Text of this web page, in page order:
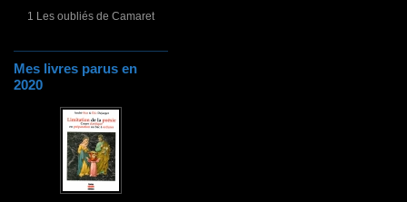
1 Les oubliés de Camaret
Mes livres parus en
2020